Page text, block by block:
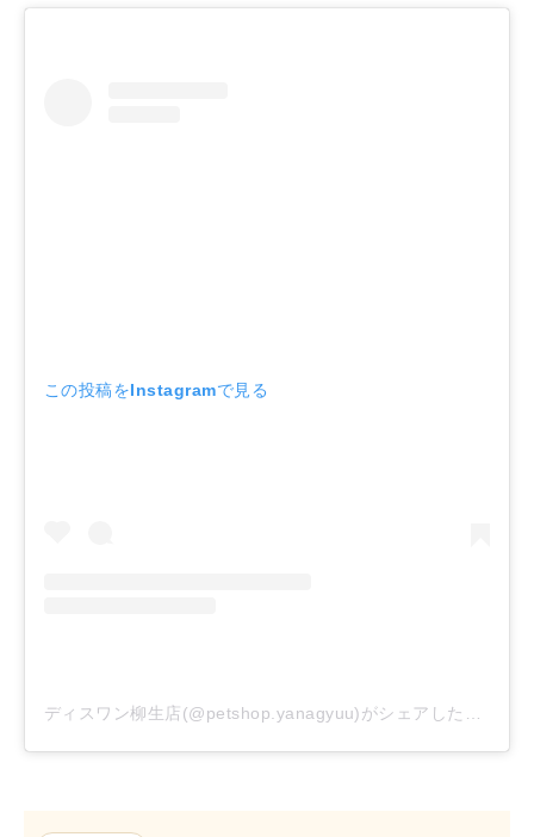
この投稿をInstagramで見る
ディスワン柳生店(@petshop.yanagyuu)がシェアした投稿